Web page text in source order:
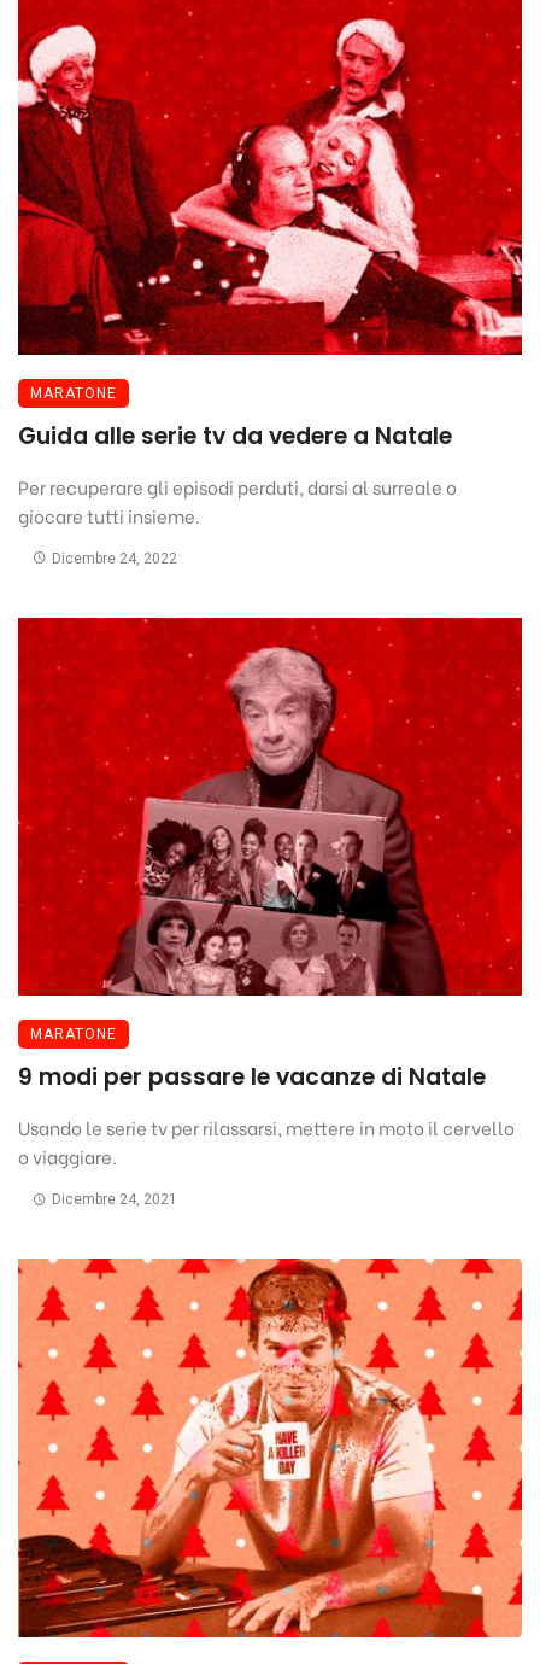
MARATONE
Guida alle serie tv da vedere a Natale
Per recuperare gli episodi perduti, darsi al surreale o
giocare tutti insieme.
Dicembre 24, 2022
MARATONE
9 modi per passare le vacanze di Natale
Usando le serie tv per rilassarsi, mettere in moto il cervello
o viaggiare.
Dicembre 24, 2021